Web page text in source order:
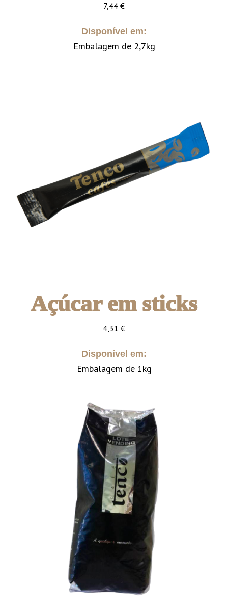
7,44 €
Disponível em:
Embalagem de 2,7kg
Açúcar em sticks
4,31 €
Disponível em:
Embalagem de 1kg